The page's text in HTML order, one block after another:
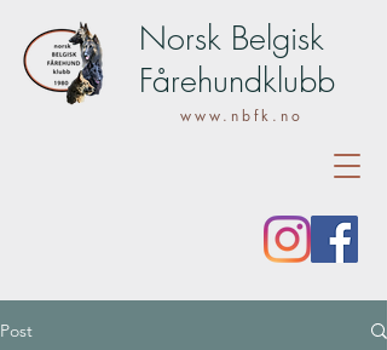
Norsk Belgisk
Fårehundklubb
www.nbfk.no
Post